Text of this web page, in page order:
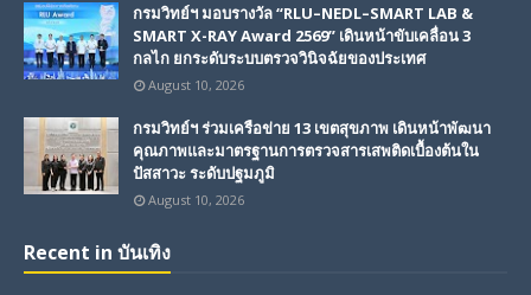
กรมวิทย์ฯ มอบรางวัล “RLU–NEDL–SMART LAB &
SMART X-RAY Award 2569” เดินหน้าขับเคลื่อน 3
กลไก ยกระดับระบบตรวจวินิจฉัยของประเทศ
August 10, 2026
กรมวิทย์ฯ ร่วมเครือข่าย 13 เขตสุขภาพ เดินหน้าพัฒนา
คุณภาพและมาตรฐานการตรวจสารเสพติดเบื้องต้นใน
ปัสสาวะ ระดับปฐมภูมิ
August 10, 2026
Recent in บันเทิง